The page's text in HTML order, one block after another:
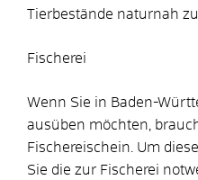
Tierbestände naturnah
Fischerei
Wenn Sie in Baden-
ausüben möchten,
Fischereischein. Um
Sie die zur Fischerei